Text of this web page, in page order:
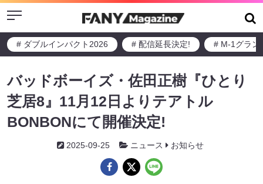
Menu
# ダブルインパクト2026 # 配信延長決定! # M-1グラン
バッドボーイズ・佐田正樹『ひとり
芝居8』11月12日よりテアトル
BONBONにて開催決定!
2025-09-25 ニュース お知らせ